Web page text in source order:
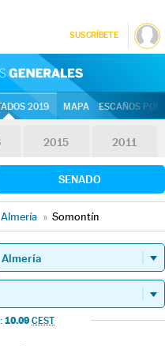
SUSCRÍBETE
2019 MAPA ESCAÑOS
2015 2011
SENADO
Almería » Somontín
10.09 CEST